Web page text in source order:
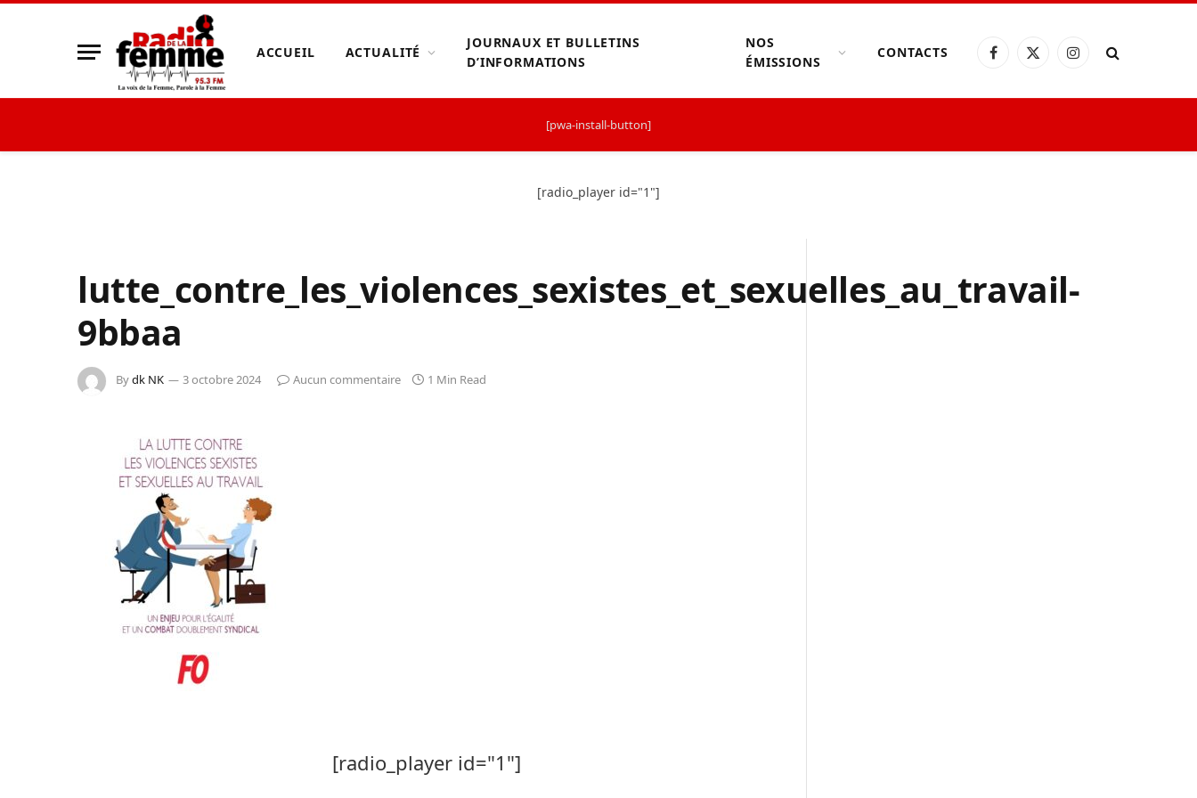
ACCUEIL ACTUALITÉ
JOURNAUX ET BULLETINS
D’INFORMATIONS
NOS
ÉMISSIONS
CONTACTS Facebook
X
Instagram
[pwa-install-button]
[radio_player id="1"]
lutte_contre_les_violences_sexistes_et_sexuelles_au_travail-
9bbaa
Bydk NK 3 octobre 2024 Aucun commentaire 1 Min Read
[radio_player id="1"]